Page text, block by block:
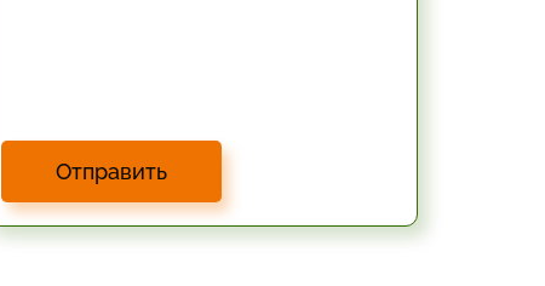
Отправить